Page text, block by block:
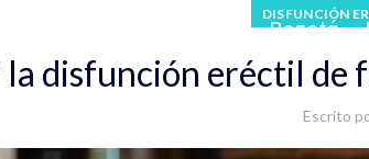
Bogotá
DISFUNCIÓN
disfunción eréctil de
Escrito